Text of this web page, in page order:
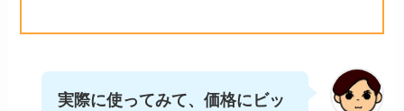
実際に使ってみて、価格にビッ